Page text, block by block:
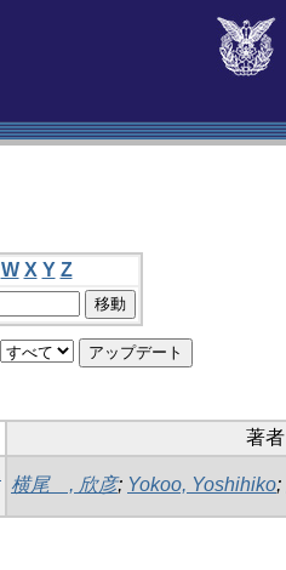
W X Y Z
著者
横尾 , 欣彦; Yokoo, Yoshihiko;